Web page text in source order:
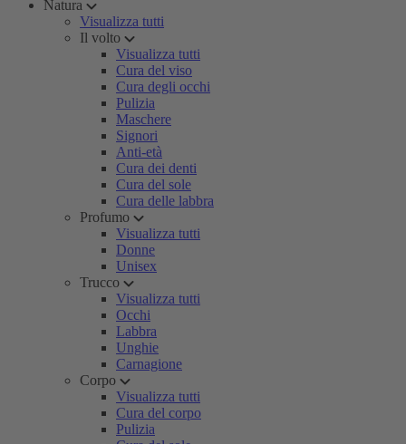
Natura
Visualizza tutti
Il volto
Visualizza tutti
Cura del viso
Cura degli occhi
Pulizia
Maschere
Signori
Anti-età
Cura dei denti
Cura del sole
Cura delle labbra
Profumo
Visualizza tutti
Donne
Unisex
Trucco
Visualizza tutti
Occhi
Labbra
Unghie
Carnagione
Corpo
Visualizza tutti
Cura del corpo
Pulizia